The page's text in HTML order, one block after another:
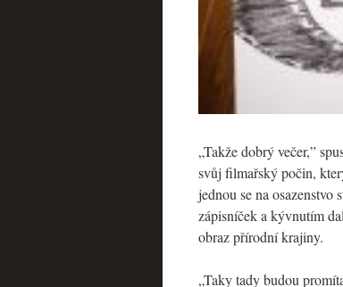
„Takže dobrý večer,”
svůj filmařský počin,
jednou se na
zápisníček a kývnutím
obraz přírodní krajiny.
„Taky tady budou